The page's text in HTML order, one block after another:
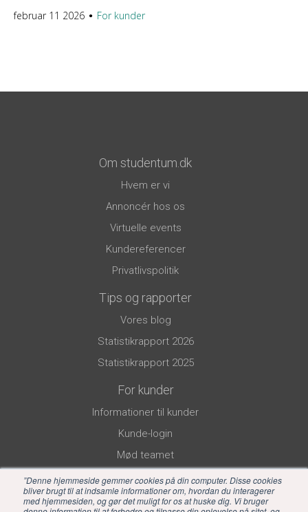
”Denne hjemmeside gemmer cookies på din computer. Disse cookies
bliver brugt til at indsamle informationer om, hvordan du interagerer
med hjemmesiden, og gør det muligt for os at huske dig. Vi bruger
februar 11 2026 ● For kunder
Om studentum.dk
Hvem er vi
Annoncér hos os
Virtuelle events
Kundereferencer
Privatlivspolitik
Tips og rapporter
Vores blog
Statistikrapport 2026
Statistikrapport 2025
For kunder
Informationer til kunder
Kunde-login
Mød teamet